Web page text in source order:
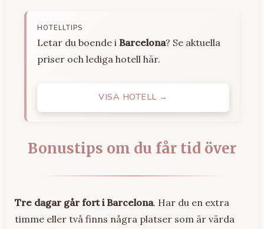
HOTELLTIPS
Letar du boende i Barcelona? Se aktuella
priser och lediga hotell här.
VISA HOTELL →
Bonustips om du får tid över
Tre dagar går fort i Barcelona. Har du en extra
timme eller två finns några platser som är värda